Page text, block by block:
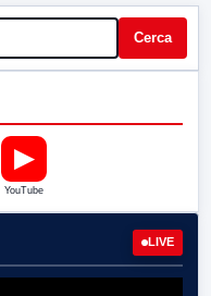
Cerca
▶
YouTube
LIVE